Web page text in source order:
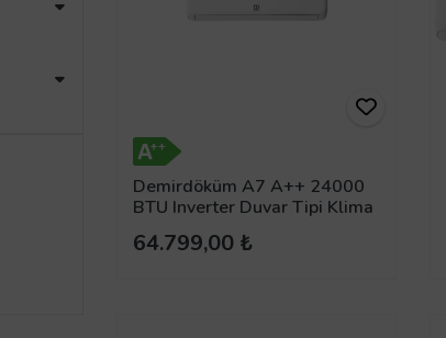
Demirdöküm A7 A++ 24000
BTU Inverter Duvar Tipi Klima
64.799,00 ₺